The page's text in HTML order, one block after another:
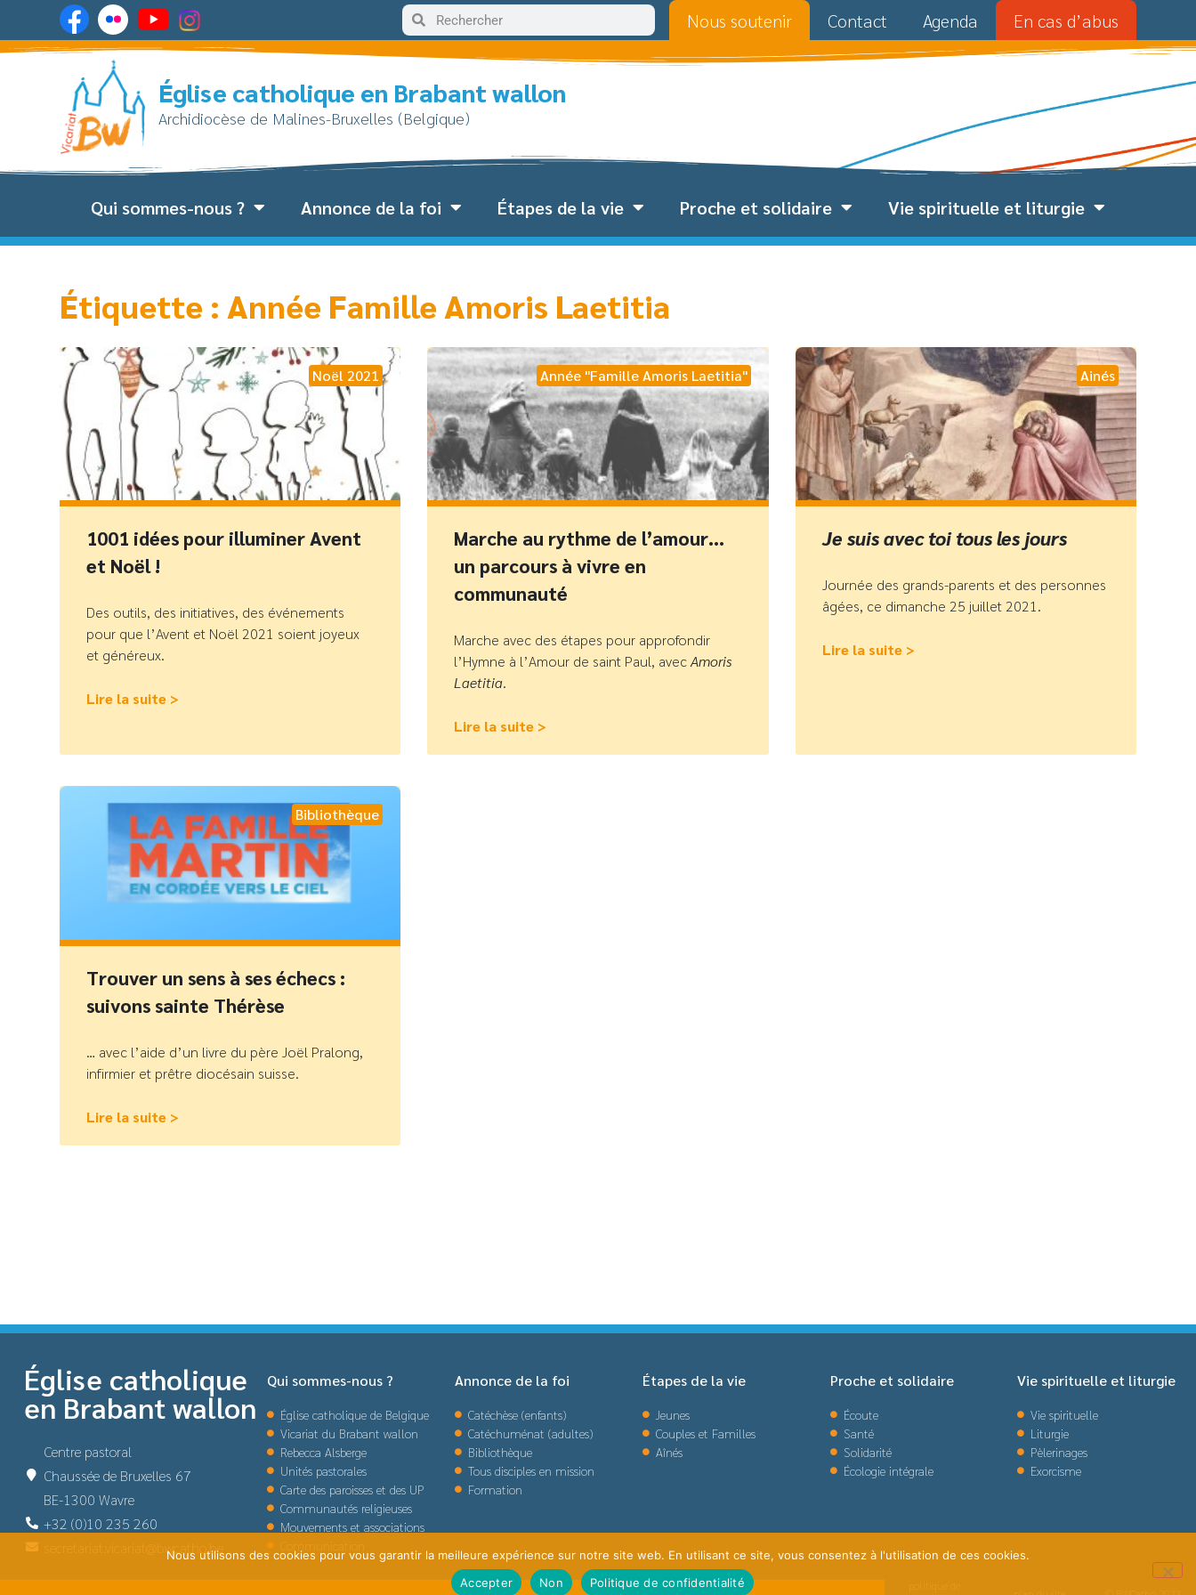
Nous soutenir Contact Agenda En cas d’abus
Église catholique en Brabant wallon
Archidiocèse de Malines-Bruxelles (Belgique)
Qui sommes-nous ? Annonce de la foi Étapes de la vie Proche et solidaire Vie spirituelle et liturgie
Étiquette : Année Famille Amoris Laetitia
Noël 2021
1001 idées pour illuminer Avent
et Noël !
Des outils, des initiatives, des événements
pour que l’Avent et Noël 2021 soient joyeux
et généreux.
Lire la suite >
Année "Famille Amoris Laetitia"
Marche au rythme de l’amour…
un parcours à vivre en
communauté
Marche avec des étapes pour approfondir
l’Hymne à l’Amour de saint Paul, avecAmoris
Laetitia.
Lire la suite >
Ainés
Je suis avec toi tous les jours
Journée des grands-parents et des personnes
âgées, ce dimanche 25 juillet 2021.
Lire la suite >
Bibliothèque
Trouver un sens à ses échecs :
suivons sainte Thérèse
… avec l’aide d’un livre du père Joël Pralong,
infirmier et prêtre diocésain suisse.
Lire la suite >
Église catholique
en Brabant wallon
Centre pastoral
Chaussée de Bruxelles 67
BE-1300 Wavre
+32 (0)10 235 260
secretariat.vicariat@bwcatho.be
Qui sommes-nous ?
Église catholique de Belgique
Vicariat du Brabant wallon
Rebecca Alsberge
Unités pastorales
Carte des paroisses et des UP
Communautés religieuses
Mouvements et associations
Annonce de la foi
Catéchèse (enfants)
Catéchuménat (adultes)
Bibliothèque
Tous disciples en mission
Formation
Étapes de la vie
Jeunes
Couples et Familles
Aînés
Proche et solidaire
Écoute
Santé
Solidarité
Écologie intégrale
Vie spirituelle et liturgie
Vie spirituelle
Liturgie
Pèlerinages
Exorcisme
Nous utilisons des cookies pour vous garantir la meilleure expérience sur notre site web. En utilisant ce site, vous consentez à l'utilisation de ces cookies.
Accepter
Non Politique de confidentialité